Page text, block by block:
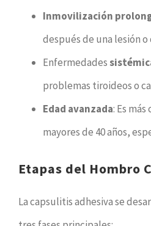
Inmovilización
después de una lesión o
Enfermedades
problemas tiroideos o
Edad avanzada: Es
mayores de 40 años,
Etapas del Hombro
La capsulitis adhesiva se